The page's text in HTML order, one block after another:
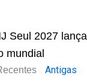
Seul 2027
mundial
Antigas